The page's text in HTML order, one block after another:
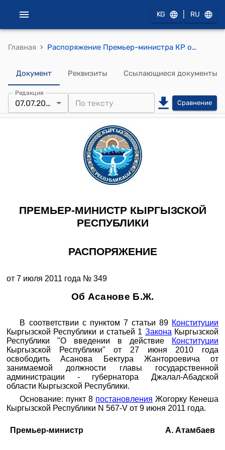
KG RU
Главная › Распоряжение Премьер-министра КР от 7 июля 2011 года № 349 "Об Асанове Б.Ж."
Документ Реквизиты Ссылающиеся документы
Редакция
07.07.2011 Сравнение